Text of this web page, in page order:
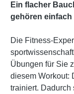
Ein flacher
gehören einfach
Die Fitness-
Übungen für Sie
diesem Workout:
trainiert. Dadurch